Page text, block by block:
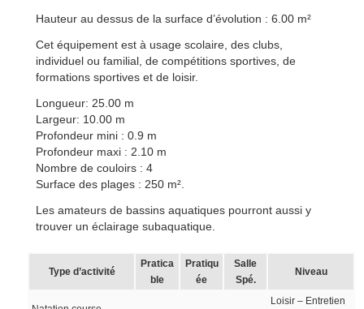
Hauteur au dessus de la surface d’évolution : 6.00 m²
Cet équipement est à usage scolaire, des clubs,
individuel ou familial, de compétitions sportives, de
formations sportives et de loisir.
Longueur: 25.00 m
Largeur: 10.00 m
Profondeur mini : 0.9 m
Profondeur maxi : 2.10 m
Nombre de couloirs : 4
Surface des plages : 250 m².
Les amateurs de bassins aquatiques pourront aussi y
trouver un éclairage subaquatique.
Type d’activité
Pratica
ble
Pratiqu
ée
Salle
Spé.
Niveau
Loisir – Entretien